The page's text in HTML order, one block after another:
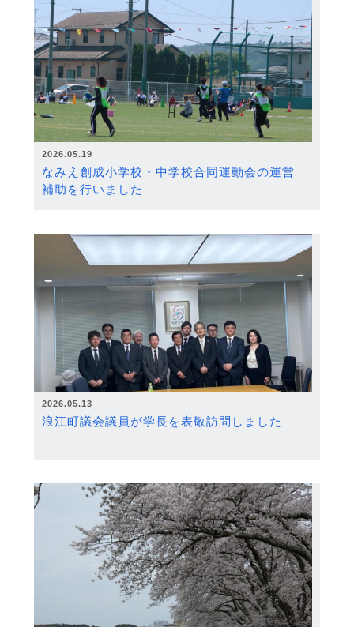
2026.05.19
なみえ創成小学校・中学校合同運動会の運営
補助を行いました
2026.05.13
浪江町議会議員が学長を表敬訪問しました